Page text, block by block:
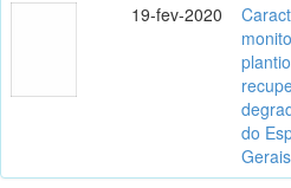
19-fev-2020
do
Gerais